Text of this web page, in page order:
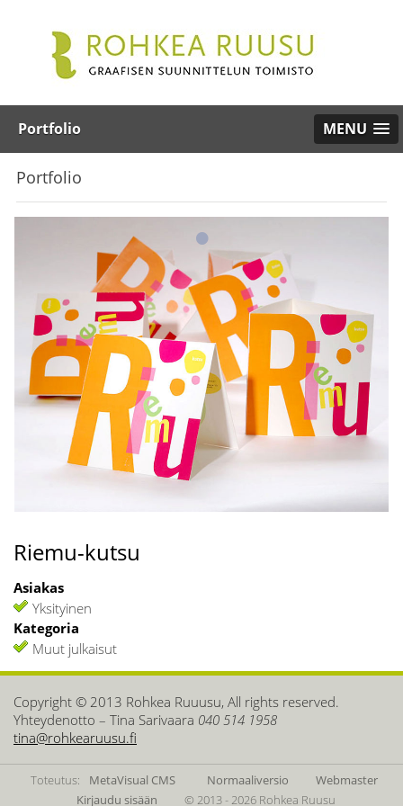
Portfolio MENU
Portfolio
•
Riemu-kutsu
Asiakas
Yksityinen
Kategoria
Muut julkaisut
Copyright © 2013 Rohkea Ruuusu, All rights reserved.
Yhteydenotto – Tina Sarivaara 040 514 1958
tina@rohkearuusu.fi
Toteutus: MetaVisual CMS Normaaliversio
Webmaster
Kirjaudu sisään
© 2013 - 2026 Rohkea Ruusu